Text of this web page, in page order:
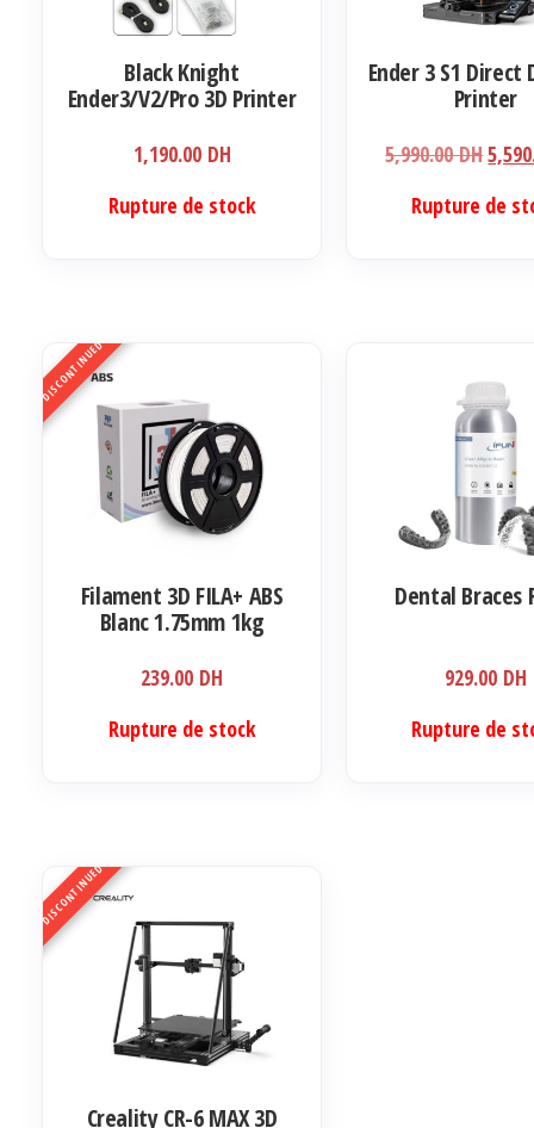
Black Knight
Ender3/V2/Pro 3D Printer
and belt screws Without
1,190.00 DH
Rupture de stock
Ender 3 S1 Direct
Printer
5,990.00DHLe
Rupture de
DISCONTINUED
Filament 3D FILA+ ABS
Blanc 1.75mm 1kg
239.00 DH
Rupture de stock
Dental Braces
929.00 DH
Rupture de
DISCONTINUED
Creality CR-6 MAX 3D